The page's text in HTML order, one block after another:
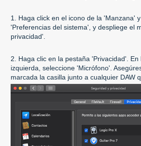
1. Haga click en el icono de la 'Manzana'
'Preferencias del sistema', y despliege el
privacidad'.
2. Haga clic en la pestaña 'Privacidad'. En
izquierda, seleccione 'Micrófono'.
marcada la casilla junto a cualquier DAW